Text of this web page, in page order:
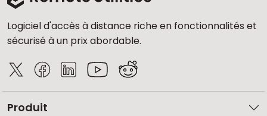
Logiciel d'accès à distance riche en fonctionnalités et
sécurisé à un prix abordable.
Produit